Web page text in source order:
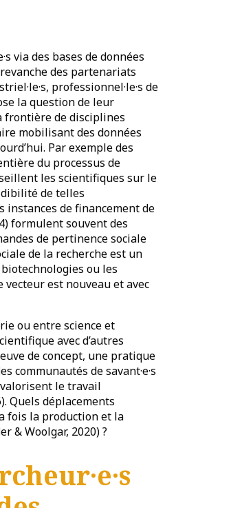
via des bases de données
des partenariats
professionnel·le·s de
la question de leur
frontière de disciplines
mobilisant des données
Par exemple des
du processus de
les scientifiques sur le
de telles
de financement de
formulent souvent des
de pertinence sociale
de la recherche est un
ou les
vecteur est nouveau et avec
ou entre science et
avec d’autres
de concept, une pratique
communautés de savant·e·s
le travail
Quels déplacements
fois la production et la
& Woolgar, 2020) ?